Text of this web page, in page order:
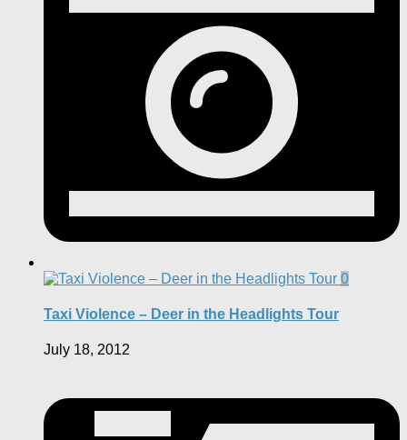
0
Taxi Violence – Deer in the Headlights Tour
July 18, 2012